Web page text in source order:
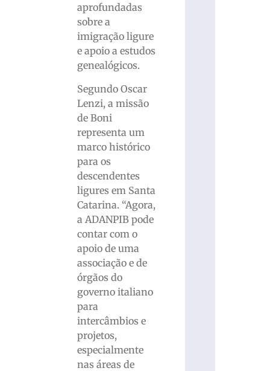
aprofundadas
sobre a
imigração ligure
e apoio a estudos
genealógicos.
Segundo Oscar
Lenzi, a missão
de Boni
representa um
marco histórico
para os
descendentes
ligures em Santa
Catarina. “Agora,
a ADANPIB pode
contar com o
apoio de uma
associação e de
órgãos do
governo italiano
para
intercâmbios e
projetos,
especialmente
nas áreas de